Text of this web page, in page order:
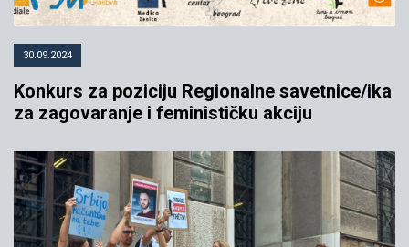
30.09.2024
Konkurs za poziciju Regionalne savetnice/ika
za zagovaranje i feminističku akciju